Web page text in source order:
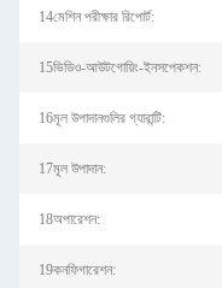
14মেশিন পরীক্ষার রিপোর্ট:
15ভিডিও-আউটগোয়িং-ইনসপেকশন:
16মূল উপাদানগুলির গ্যারান্টি:
17মূল উপাদান:
18অপারেশন:
19কনফিগারেশন: